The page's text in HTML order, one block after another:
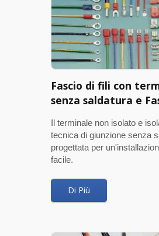
Fascio di fili con
senza saldatura e
Il terminale non isolato e
tecnica di giunzione senza
progettata per
facile.
Di Più